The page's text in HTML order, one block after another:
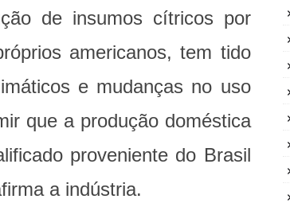
de insumos cítricos por
americanos, tem tido
e mudanças no uso
que a produção doméstica
proveniente do Brasil
a indústria.